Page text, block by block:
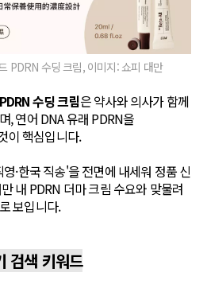
PDRN 수딩 크림, 이미지: 쇼피 대만
수딩 크림은 약사와 의사가 함께
, 연어 DNA 유래 PDRN을
이 핵심입니다.
·한국 직송'을 전면에 내세워 정품 신
내 PDRN 더마 크림 수요와 맞물려
보입니다.
검색 키워드